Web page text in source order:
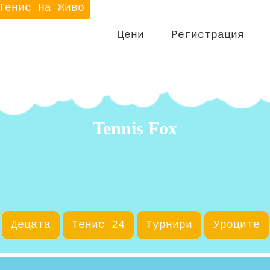
На Живо
Цени Регистрация
Tennis Fox
Децата Тенис 24 Турнири Уроците